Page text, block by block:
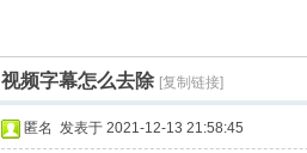
›
视频字幕怎么去除 [复制链接]
匿名 发表于 2021-12-13 21:58:45